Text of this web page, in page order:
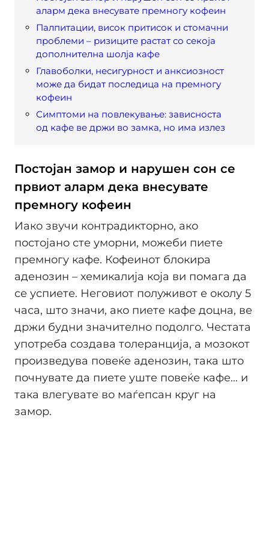
аларм дека внесувате премногу кофеин
Палпитации, висок притисок и стомачни
проблеми – ризиците растат со секоја
дополнителна шолја кафе
Главоболки, несигурност и анксиозност
може да бидат последица на премногу
кофеин
Симптоми на повлекување: зависноста
од кафе ве држи во замка, но има излез
Постојан замор и нарушен сон се
првиот аларм дека внесувате
премногу кофеин
Иако звучи контрадикторно, ако
постојано сте уморни, можеби пиете
премногу кафе. Кофеинот блокира
аденозин – хемикалија која ви помага да
се успиете. Неговиот полуживот е околу 5
часа, што значи, ако пиете кафе доцна, ве
држи будни значително подолго. Честата
употреба создава толеранција, а мозокот
произведува повеќе аденозин, така што
почнувате да пиете уште повеќе кафе... и
така влегувате во маѓепсан круг на
замор.